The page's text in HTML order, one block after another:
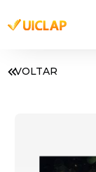
VOLTAR